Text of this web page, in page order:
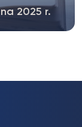
2025 r.